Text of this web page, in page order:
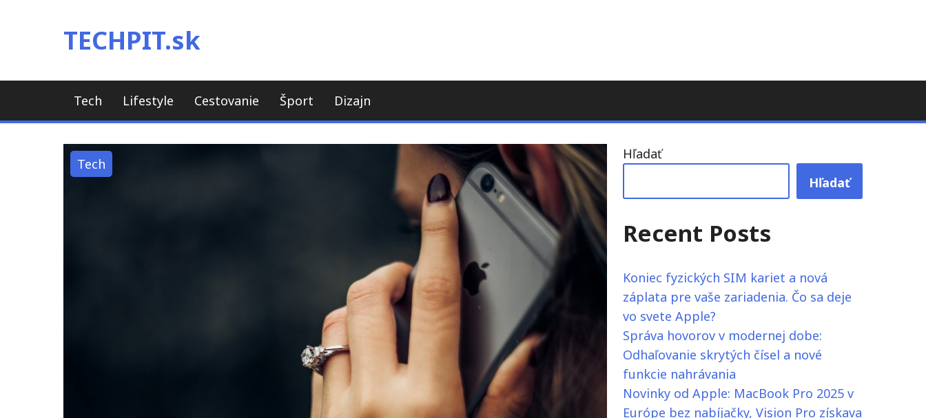
TECHPIT.sk
Tech Lifestyle Cestovanie Šport Dizajn
Tech
Hľadať
Hľadať
Recent Posts
Koniec fyzických SIM kariet a nová
záplata pre vaše zariadenia. Čo sa deje
vo svete Apple?
Správa hovorov v modernej dobe:
Odhaľovanie skrytých čísel a nové
funkcie nahrávania
Novinky od Apple: MacBook Pro 2025 v
Európe bez nabíjačky, Vision Pro získava